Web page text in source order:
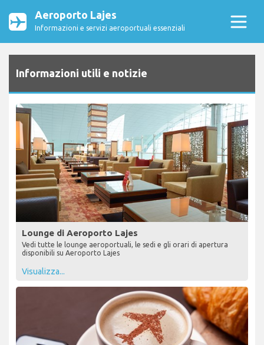
Aeroporto Lajes
Informazioni e servizi aeroportuali essenziali
Informazioni utili e notizie
Lounge di Aeroporto Lajes
Vedi tutte le lounge aeroportuali, le sedi e gli orari di apertura
disponibili su Aeroporto Lajes
Visualizza...